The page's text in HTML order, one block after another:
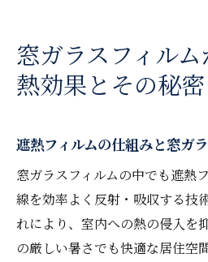
窓ガラスフィル
熱効果とその秘密
遮熱フィルムの仕組みと窓ガ
窓ガラスフィルムの中でも遮熱
線を効率よく反射・吸収する技
れにより、室内への熱の侵入を
の厳しい暑さでも快適な居住空